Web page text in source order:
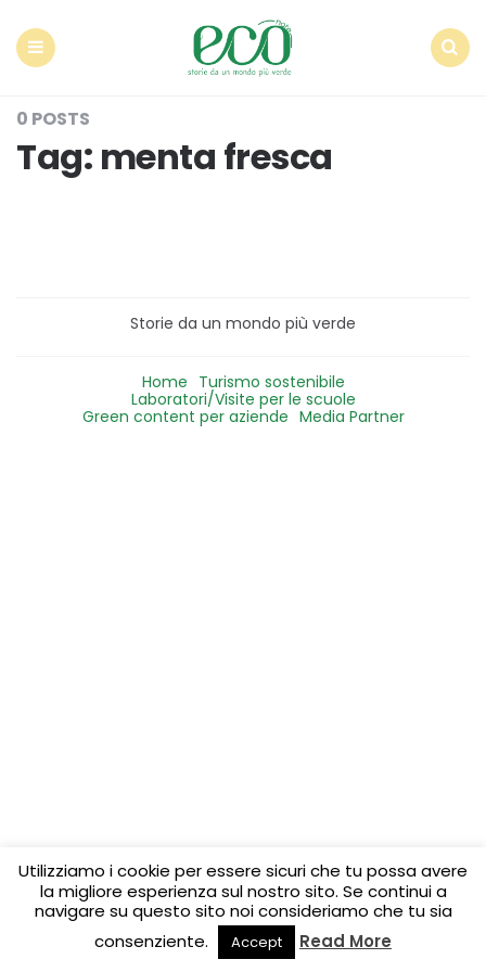
0 POSTS
Tag: menta fresca
Storie da un mondo più verde
Home Turismo sostenibile
Laboratori/Visite per le scuole
Green content per aziende Media Partner
Utilizziamo i cookie per essere sicuri che tu possa avere
la migliore esperienza sul nostro sito. Se continui a
navigare su questo sito noi consideriamo che tu sia
consenziente.
Accept Read More